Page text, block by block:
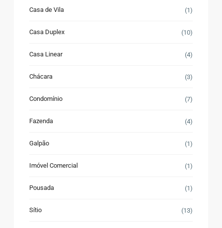
Casa de Vila (1)
Casa Duplex (10)
Casa Linear (4)
Chácara (3)
Condomínio (7)
Fazenda (4)
Galpão (1)
Imóvel Comercial (1)
Pousada (1)
Sítio (13)